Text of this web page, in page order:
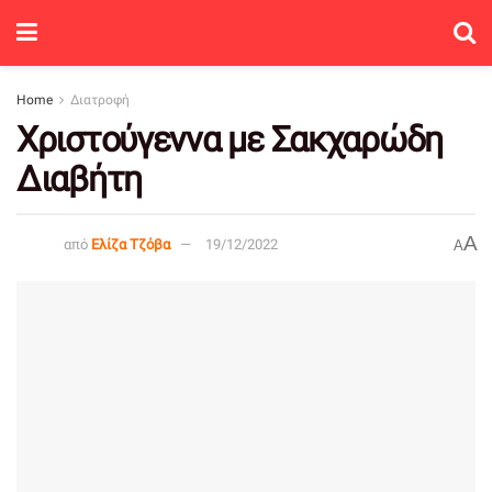
Home Διατροφή
Χριστούγεννα με Σακχαρώδη
Διαβήτη
από Ελίζα Τζόβα 19/12/2022 AA